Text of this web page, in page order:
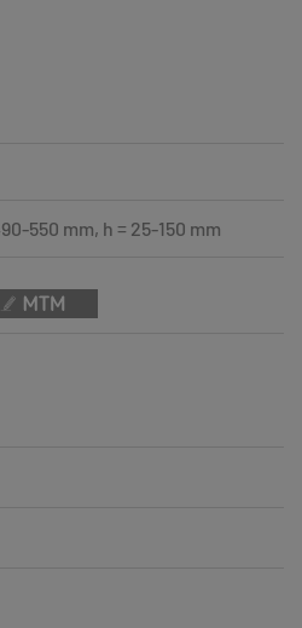
550 mm, h = 25-150 mm